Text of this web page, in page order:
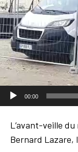
e
r
00:00
L’avant-veille
Bernard Lazare,